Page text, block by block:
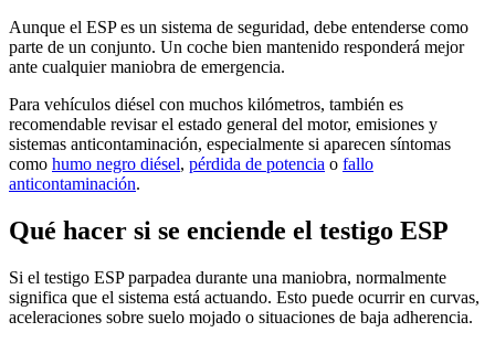
Aunque el ESP es un sistema de seguridad, debe entenderse como
parte de un conjunto. Un coche bien mantenido responderá mejor
ante cualquier maniobra de emergencia.
Para vehículos diésel con muchos kilómetros, también es
recomendable revisar el estado general del motor, emisiones y
sistemas anticontaminación, especialmente si aparecen síntomas
como humo negro diésel, pérdida de potencia o fallo
anticontaminación.
Qué hacer si se enciende el testigo ESP
Si el testigo ESP parpadea durante una maniobra, normalmente
significa que el sistema está actuando. Esto puede ocurrir en curvas,
aceleraciones sobre suelo mojado o situaciones de baja adherencia.